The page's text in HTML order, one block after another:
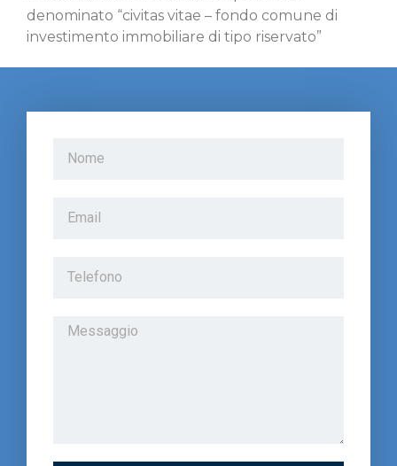
denominato “civitas vitae – fondo comune di
investimento immobiliare di tipo riservato”